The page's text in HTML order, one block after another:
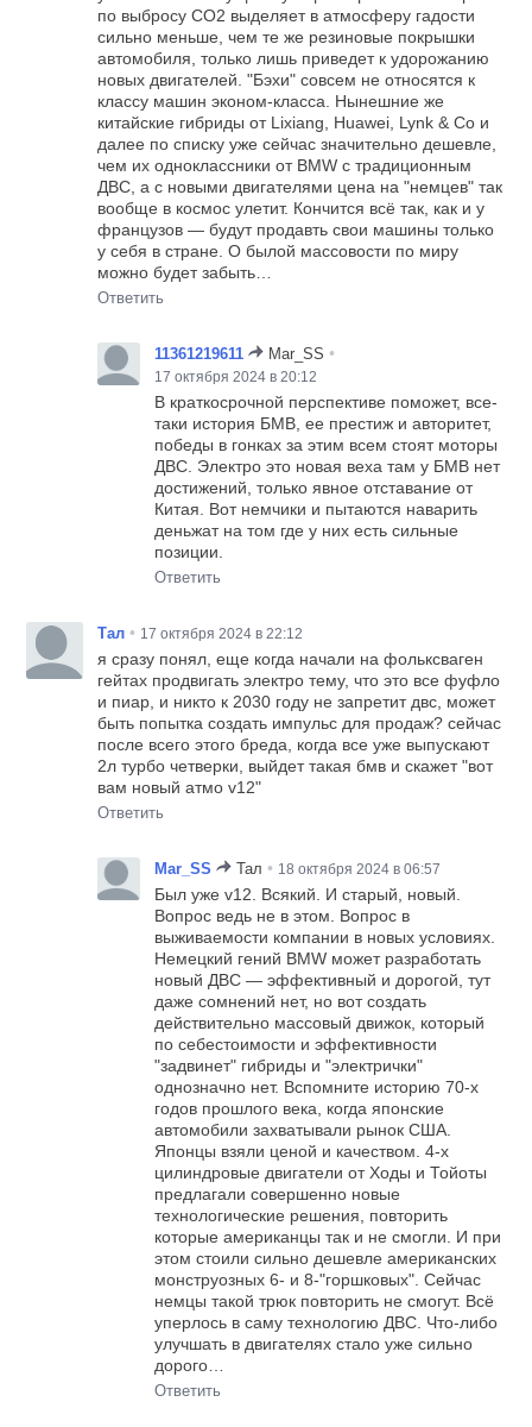
по выбросу СО2 выделяет в атмосферу гадости
сильно меньше, чем те же резиновые покрышки
автомобиля, только лишь приведет к удорожанию
новых двигателей. "Бэхи" совсем не относятся к
классу машин эконом-класса. Нынешние же
китайские гибриды от Lixiang, Huawei, Lynk & Co и
далее по списку уже сейчас значительно дешевле,
чем их одноклассники от BMW с традиционным
ДВС, а с новыми двигателями цена на "немцев" так
вообще в космос улетит. Кончится всё так, как и у
французов — будут продавть свои машины только
у себя в стране. О былой массовости по миру
можно будет забыть…
Ответить
11361219611 Mar_SS •
17 октября 2024 в 20:12
В краткосрочной перспективе поможет, все-
таки история БМВ, ее престиж и авторитет,
победы в гонках за этим всем стоят моторы
ДВС. Электро это новая веха там у БМВ нет
достижений, только явное отставание от
Китая. Вот немчики и пытаются наварить
деньжат на том где у них есть сильные
позиции.
Ответить
Тал • 17 октября 2024 в 22:12
я сразу понял, еще когда начали на фольксваген
гейтах продвигать электро тему, что это все фуфло
и пиар, и никто к 2030 году не запретит двс, может
быть попытка создать импульс для продаж? сейчас
после всего этого бреда, когда все уже выпускают
2л турбо четверки, выйдет такая бмв и скажет "вот
вам новый атмо v12"
Ответить
Mar_SS Тал • 18 октября 2024 в 06:57
Был уже v12. Всякий. И старый, новый.
Вопрос ведь не в этом. Вопрос в
выживаемости компании в новых условиях.
Немецкий гений BMW может разработать
новый ДВС — эффективный и дорогой, тут
даже сомнений нет, но вот создать
действительно массовый движок, который
по себестоимости и эффективности
"задвинет" гибриды и "электрички"
однозначно нет. Вспомните историю 70-х
годов прошлого века, когда японские
автомобили захватывали рынок США.
Японцы взяли ценой и качеством. 4-х
цилиндровые двигатели от Ходы и Тойоты
предлагали совершенно новые
технологические решения, повторить
которые американцы так и не смогли. И при
этом стоили сильно дешевле американских
монструозных 6- и 8-"горшковых". Сейчас
немцы такой трюк повторить не смогут. Всё
уперлось в саму технологию ДВС. Что-либо
улучшать в двигателях стало уже сильно
дорого…
Ответить